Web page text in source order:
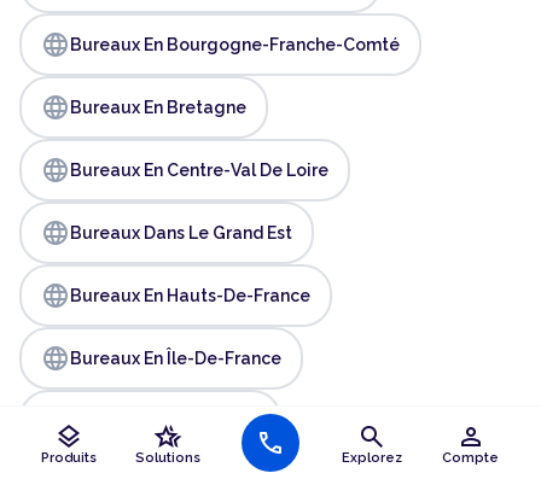
layers
Produits
hotel_class
Solutions call search
Explorez
person
Compte
language Bureaux En Bourgogne-Franche-Comté
language Bureaux En Bretagne
language Bureaux En Centre-Val De Loire
language Bureaux Dans Le Grand Est
language Bureaux En Hauts-De-France
language Bureaux En Île-De-France
language Bureaux En Normandie